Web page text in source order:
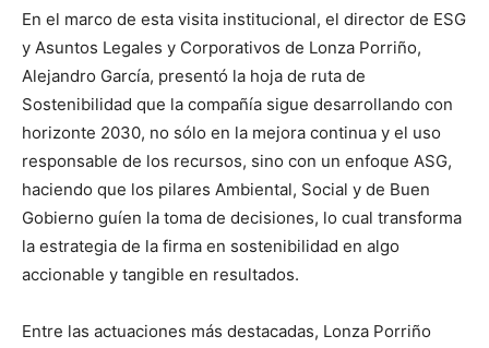
En el marco de esta visita institucional, el director de ESG
y Asuntos Legales y Corporativos de Lonza Porriño,
Alejandro García, presentó la hoja de ruta de
Sostenibilidad que la compañía sigue desarrollando con
horizonte 2030, no sólo en la mejora continua y el uso
responsable de los recursos, sino con un enfoque ASG,
haciendo que los pilares Ambiental, Social y de Buen
Gobierno guíen la toma de decisiones, lo cual transforma
la estrategia de la firma en sostenibilidad en algo
accionable y tangible en resultados.
Entre las actuaciones más destacadas, Lonza Porriño